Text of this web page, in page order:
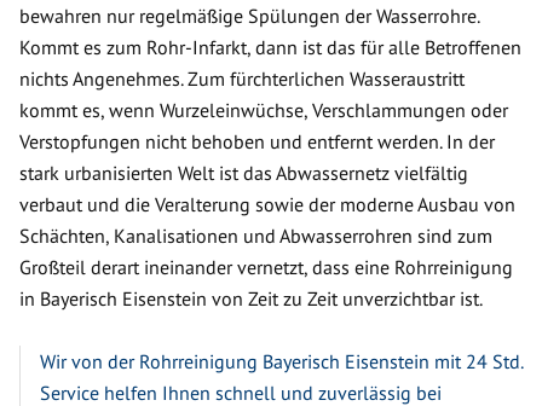
bewahren nur regelmäßige Spülungen der Wasserrohre.
Kommt es zum Rohr-Infarkt, dann ist das für alle Betroffenen
nichts Angenehmes. Zum fürchterlichen Wasseraustritt
kommt es, wenn Wurzeleinwüchse, Verschlammungen oder
Verstopfungen nicht behoben und entfernt werden. In der
stark urbanisierten Welt ist das Abwassernetz vielfältig
verbaut und die Veralterung sowie der moderne Ausbau von
Schächten, Kanalisationen und Abwasserrohren sind zum
Großteil derart ineinander vernetzt, dass eine Rohrreinigung
in Bayerisch Eisenstein von Zeit zu Zeit unverzichtbar ist.
Wir von der Rohrreinigung Bayerisch Eisenstein mit 24 Std.
Service helfen Ihnen schnell und zuverlässig bei